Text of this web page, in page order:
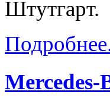
Штутгарт.
Mercedes-